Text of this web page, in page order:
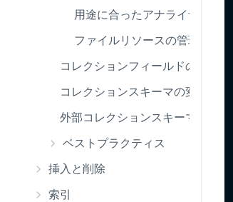
用途に合ったアナライザーを選
ファイルリソースの管理
コレクションフィールドの変更
コレクションスキーマの変更
外部コレクションスキーマの変更
ベストプラクティス
挿入と削除
索引